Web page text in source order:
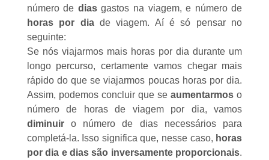
número de diasgastos na viagem, e número de
horas por dia de viagem. Aí é só pensar no
seguinte:
Se nós viajarmos mais horas por dia durante um
longo percurso, certamente vamos chegar mais
rápido do que se viajarmos poucas horas por dia.
Assim, podemos concluir que seaumentarmoso
número de horas de viagem por dia, vamos
diminuiro número de dias necessários para
completá-la. Isso significa que, nesse caso, horas
por dia e dias são inversamente proporcionais.